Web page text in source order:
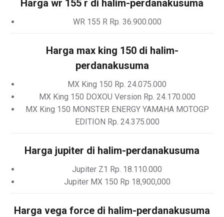
Harga wr 155 r di halim-perdanakusuma
WR 155 R Rp. 36.900.000
Harga max king 150 di halim-
perdanakusuma
MX King 150 Rp. 24.075.000
MX King 150 DOXOU Version Rp. 24.170.000
MX King 150 MONSTER ENERGY YAMAHA MOTOGP
EDITION Rp. 24.375.000
Harga jupiter di halim-perdanakusuma
Jupiter Z1 Rp. 18.110.000
Jupiter MX 150 Rp 18,900,000
Harga vega force di halim-perdanakusuma